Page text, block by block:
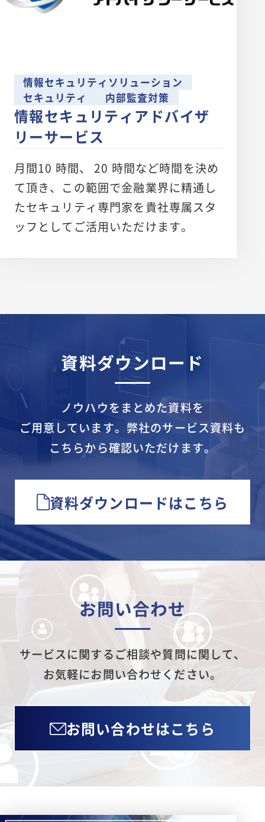
情報セキュリティソリューション
セキュリティ
内部監査対策
情報セキュリティアドバイザ
リーサービス
月間10 時間、 20 時間など時間を決め
て頂き、この範囲で金融業界に精通し
たセキュリティ専門家を貴社専属スタ
ッフとしてご活用いただけます。
資料ダウンロード
ノウハウをまとめた資料を
ご用意しています。 弊社のサービス資料も
こちらから確認いただけます。
資料ダウンロードはこちら
お問い合わせ
サービスに関するご相談や質問に関して、
お気軽にお問い合わせください。
お問い合わせはこちら